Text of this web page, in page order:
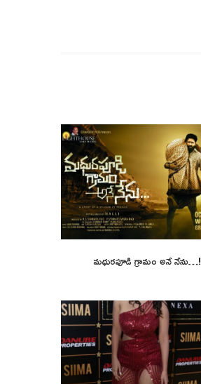
మధురపూడి గ్రామం అనే నేను…!